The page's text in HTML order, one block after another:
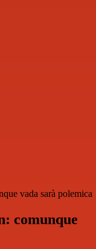
vada sarà polemica
comunque